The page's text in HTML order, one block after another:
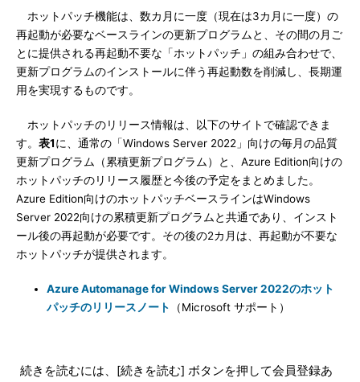
ホットパッチ機能は、数カ月に一度（現在は3カ月に一度）の
再起動が必要なベースラインの更新プログラムと、その間の月ご
とに提供される再起動不要な「ホットパッチ」の組み合わせで、
更新プログラムのインストールに伴う再起動数を削減し、長期運
用を実現するものです。
ホットパッチのリリース情報は、以下のサイトで確認できま
す。 表1に、通常の「Windows Server 2022」向けの毎月の品質
更新プログラム（累積更新プログラム）と、Azure Edition向けの
ホットパッチのリリース履歴と今後の予定をまとめました。
Azure Edition向けのホットパッチベースラインはWindows
Server 2022向けの累積更新プログラムと共通であり、インスト
ール後の再起動が必要です。その後の2カ月は、再起動が不要な
ホットパッチが提供されます。
Azure Automanage for Windows Server 2022のホット
パッチのリリースノート
（Microsoft サポート）
続きを読むには、[続きを読む] ボタンを押して会員登録あ